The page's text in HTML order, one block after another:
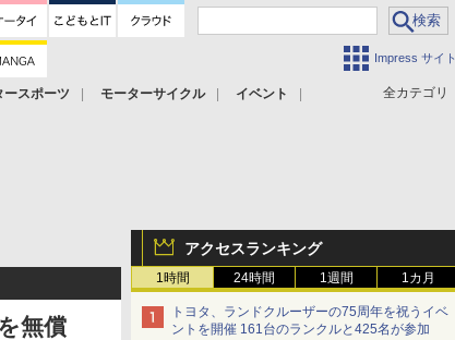
Impress サイト
全カテゴリ
ースポーツ モーターサイクル
イベント
アクセスランキング
1時間 24時間 1週間 1カ月
トヨタ、ランドクルーザーの75周年を祝うイベ
ントを開催 161台のランクルと425名が参加
無償